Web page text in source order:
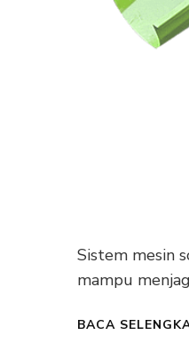
Sistem mesin
mampu
BACA